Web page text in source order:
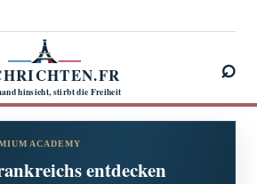
hinsieht, stirbt die Freiheit
⌕
ACADEMY
entdecken